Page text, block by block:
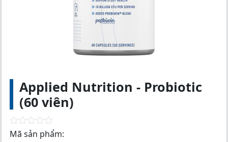
Applied Nutrition - Probiotic
(60 viên)
R
Mã sản phẩm: